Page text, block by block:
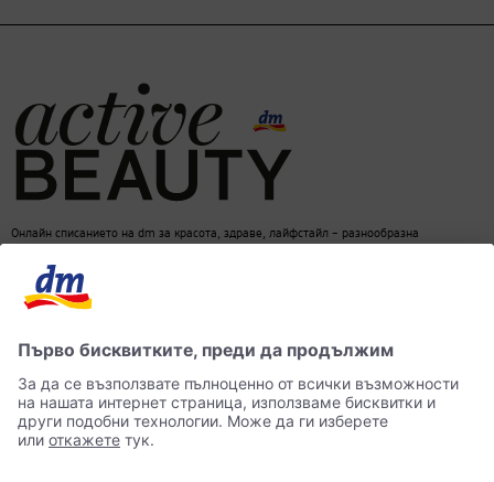
Онлайн списанието на dm за красота, здраве, лайфстайл – разнообразна